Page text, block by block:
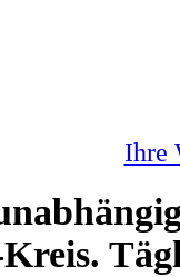
Ihre